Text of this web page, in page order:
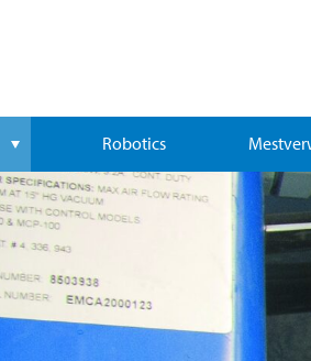
Robotics